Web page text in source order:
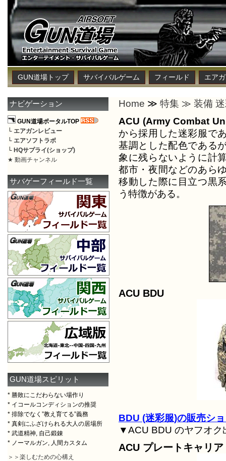
GUN道場トップ サバイバルゲーム フィールド エア
Home ≫ 特集 ≫ 装備
ACU (Army Combat
から採用した迷彩服で
基調とした配色である
象に残らないように計
都市・夜間などのあら
移動した際に目立つ黒
う特徴がある。
ACU BDU
BDU (迷彩服)の販売シ
▼ACU BDU のヤフオク
ACU プレートキャリア
ナビゲーション
GUN道場ポータルTOP
└ エアガンレビュー
└ エアソフトラボ
└ HQサプライ(ショップ)
★ 動画チャンネル
サバゲーフィールド一覧
GUN道場スピリット
* 勝敗にこだわらない場作り
* イコールコンディションの推奨
* 排除でなく”教え育てる”義務
* 真剣にふざけられる大人の居場所
* 武道精神, 自己鍛錬
* ノーマルガン, 人間カスタム
＞＞楽しむための心構え